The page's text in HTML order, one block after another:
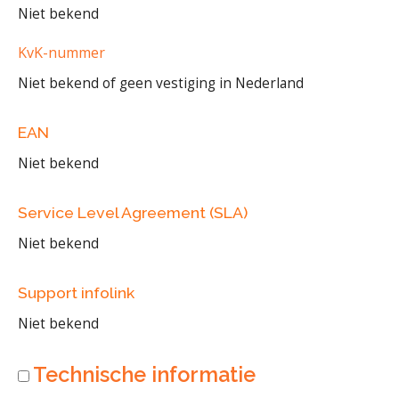
Niet bekend
KvK-nummer
Niet bekend of geen vestiging in Nederland
EAN
Niet bekend
Service Level Agreement (SLA)
Niet bekend
Support infolink
Niet bekend
Technische informatie